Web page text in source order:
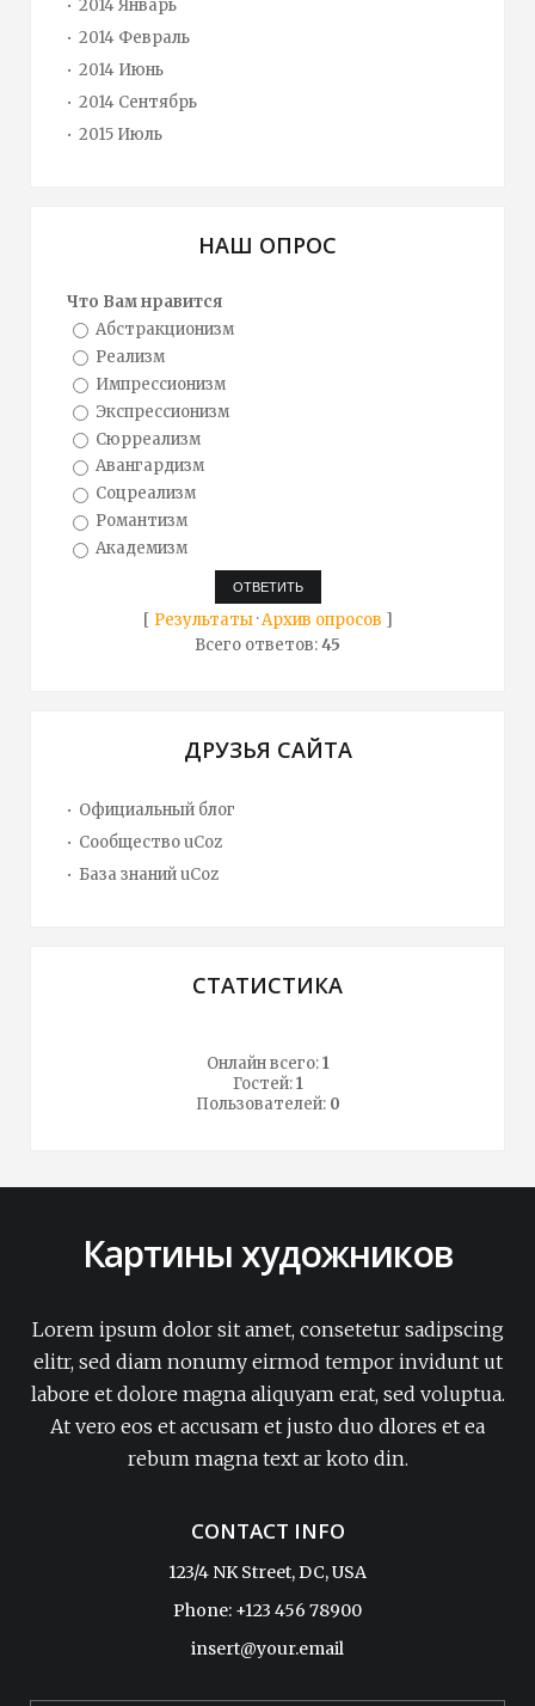
2014 Январь
2014 Февраль
2014 Июнь
2014 Сентябрь
2015 Июль
НАШ ОПРОС
Что Вам нравится
Абстракционизм
Реализм
Импрессионизм
Экспрессионизм
Сюрреализм
Авангардизм
Соцреализм
Романтизм
Академизм
[ Результаты·Архив опросов ]
Всего ответов:45
ДРУЗЬЯ САЙТА
Официальный блог
Сообщество uCoz
База знаний uCoz
СТАТИСТИКА
Онлайн всего:1
Гостей:1
Пользователей: 0
Картины художников
Lorem ipsum dolor sit amet, consetetur sadipscing
elitr, sed diam nonumy eirmod tempor invidunt ut
labore et dolore magna aliquyam erat, sed voluptua.
At vero eos et accusam et justo duo dlores et ea
rebum magna text ar koto din.
CONTACT INFO
123/4 NK Street, DC, USA
Phone: +123 456 78900
insert@your.email